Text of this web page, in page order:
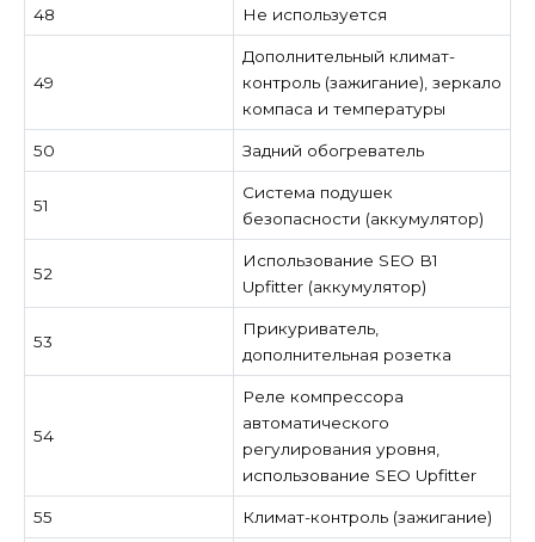
48 Не используется
49
Дополнительный климат-
контроль (зажигание), зеркало
компаса и температуры
50 Задний обогреватель
51
Система подушек
безопасности (аккумулятор)
52
Использование SEO B1
Upfitter (аккумулятор)
53
Прикуриватель,
дополнительная розетка
54
Реле компрессора
автоматического
регулирования уровня,
использование SEO Upfitter
55 Климат-контроль (зажигание)